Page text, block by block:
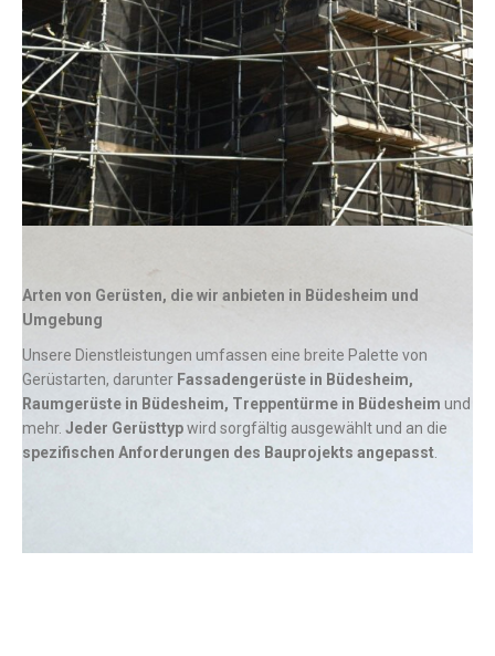
Arten von Gerüsten, die wir anbieten in Büdesheim und
Umgebung
Unsere Dienstleistungen umfassen eine breite Palette von
Gerüstarten, darunter Fassadengerüste in Büdesheim,
Raumgerüste in Büdesheim, Treppentürme in Büdesheim und
mehr. Jeder Gerüsttypwird sorgfältig ausgewählt und an die
spezifischen Anforderungen des Bauprojekts angepasst